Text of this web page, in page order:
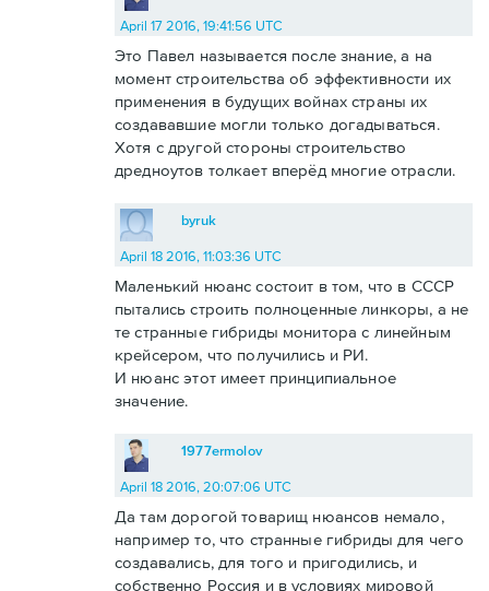
April 17 2016, 19:41:56 UTC
Это Павел называется после знание, а на
момент строительства об эффективности их
применения в будущих войнах страны их
создававшие могли только догадываться.
Хотя с другой стороны строительство
дредноутов толкает вперёд многие отрасли.
byruk
April 18 2016, 11:03:36 UTC
Маленький нюанс состоит в том, что в СССР
пытались строить полноценные линкоры, а не
те странные гибриды монитора с линейным
крейсером, что получились и РИ.
И нюанс этот имеет принципиальное
значение.
1977ermolov
April 18 2016, 20:07:06 UTC
Да там дорогой товарищ нюансов немало,
например то, что странные гибриды для чего
создавались, для того и пригодились, и
собственно Россия и в условиях мировой